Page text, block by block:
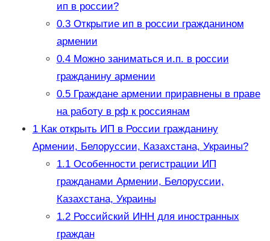
ип в россии?
0.3Открытие ип в россии гражданином
армении
0.4Можно заниматься и.п. в россии
гражданину армении
0.5Граждане армении приравнены в праве
на работу в рф к россиянам
1Как открыть ИП в России гражданину
Армении, Белоруссии, Казахстана, Украины?
1.1Особенности регистрации ИП
гражданами Армении, Белоруссии,
Казахстана, Украины
1.2Российский ИНН для иностранных
граждан